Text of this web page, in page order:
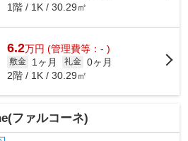
1階 / 1K / 30.29㎡
6.2万円 (管理費等：- )
敷金 1ヶ月 礼金 0ヶ月
2階 / 1K / 30.29㎡
ファルコーネ)